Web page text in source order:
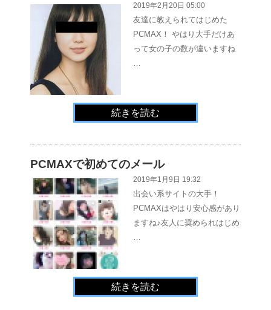
2019年2月20日 05:00
友達に教えられてはじめた
PCMAX！ やはり大手だけあ
って女の子の数が違いますね
続きを読む
PCMAXで初めてのメール
2019年1月9日 19:32
出会い系サイトの大手！
PCMAXはやはり安心感があり
ますね♪友人に奨められはじめ
続きを読む